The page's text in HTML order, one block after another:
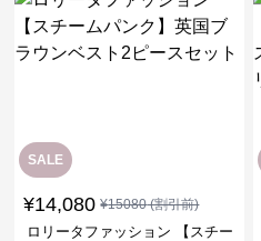
SALE
¥14,080 ¥15080(割引前)
ロリータファッション 【スチー